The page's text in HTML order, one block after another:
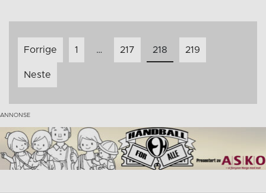
Innleggnavigasjon
Forrige 1 … 217 218 219
Neste